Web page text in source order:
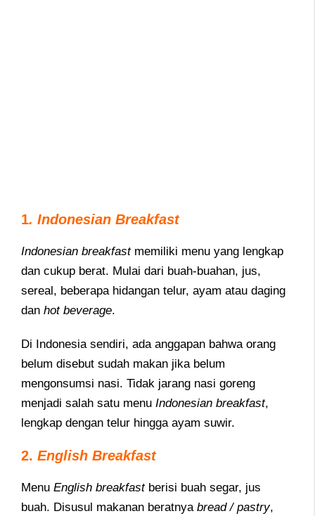
1. Indonesian Breakfast
Indonesian breakfastmemiliki menu yang lengkap
dan cukup berat. Mulai dari buah-buahan, jus,
sereal, beberapa hidangan telur, ayam atau daging
dan hot beverage.
Di Indonesia sendiri, ada anggapan bahwa orang
belum disebut sudah makan jika belum
mengonsumsi nasi. Tidak jarang nasi goreng
menjadi salah satu menu Indonesian breakfast,
lengkap dengan telur hingga ayam suwir.
2. English Breakfast
Menu English breakfastberisi buah segar, jus
buah. Disusul makanan beratnya bread / pastry,